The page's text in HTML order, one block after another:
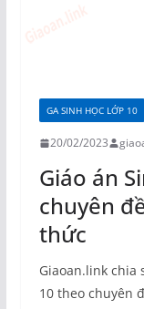
GA SINH HỌC LỚP 10
20/02/2023
Giáo án
chuyên
thức
Giaoan.link chia
10 theo chuyên